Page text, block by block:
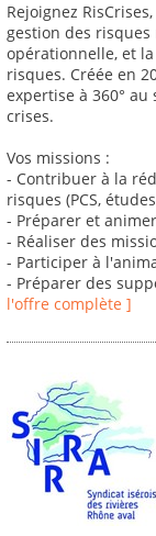
Rejoignez
gestion des
opérationnelle, et
risques. Créée en
expertise à 360°
crises.
Vos missions :
- Contribuer à la
risques (PCS,
- Préparer et
- Réaliser des
- Participer à
- Préparer des
l'offre complète ]